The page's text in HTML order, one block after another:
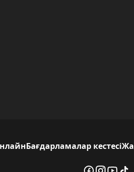
Бағдарламалар кестесі